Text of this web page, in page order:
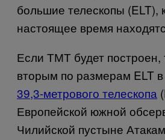
большие телескопы (ELT),
настоящее время
Если ТМТ будет построен,
вторым по размерам ELT
39,3-метрового телескопа
Европейской южной
Чилийской пустыне